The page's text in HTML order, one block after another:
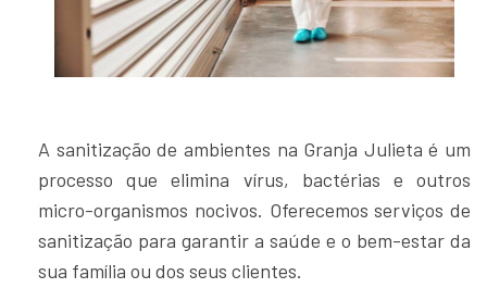
A sanitização de ambientes na Granja Julieta é um
processo que elimina vírus, bactérias e outros
micro-organismos nocivos. Oferecemos serviços de
sanitização para garantir a saúde e o bem-estar da
sua família ou dos seus clientes.